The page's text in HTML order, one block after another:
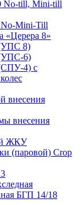
No-till, Mini-till
No-Mini-Till
«Церера 8»
8)
6)
4) с
внесения
внесения
ЖКУ
(паровой) Crop
БГП 14/18